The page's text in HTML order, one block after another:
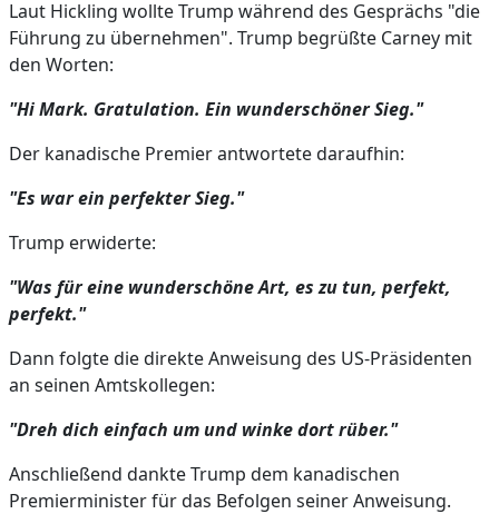
Laut Hickling wollte Trump während des Gesprächs "die
Führung zu übernehmen". Trump begrüßte Carney mit
den Worten:
"Hi Mark. Gratulation. Ein wunderschöner Sieg."
Der kanadische Premier antwortete daraufhin:
"Es war ein perfekter Sieg."
Trump erwiderte:
"Was für eine wunderschöne Art, es zu tun, perfekt,
perfekt."
Dann folgte die direkte Anweisung des US-Präsidenten
an seinen Amtskollegen:
"Dreh dich einfach um und winke dort rüber."
Anschließend dankte Trump dem kanadischen
Premierminister für das Befolgen seiner Anweisung.